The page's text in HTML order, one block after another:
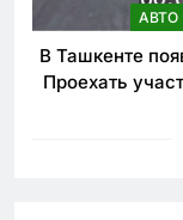
АВТО
В Ташкенте
Проехать